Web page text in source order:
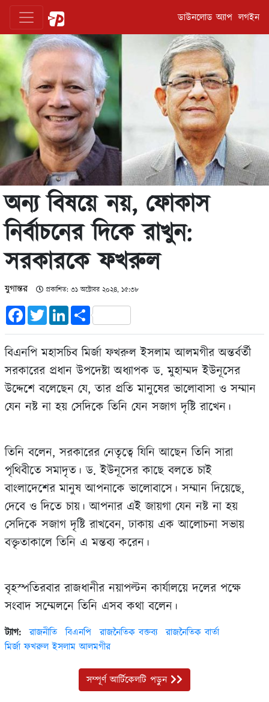
ডাউনলোড অ্যাপ লগইন
অন্য বিষয়ে নয়, ফোকাস
নির্বাচনের দিকে রাখুন:
সরকারকে ফখরুল
যুগান্তর প্রকাশিত: ৩১ অক্টোবর ২০২৪, ১৫:৩৮
FacebookTwitterLinkedInShare
বিএনপি মহাসচিব মির্জা ফখরুল ইসলাম আলমগীর অন্তর্বর্তী
সরকারের প্রধান উপদেষ্টা অধ্যাপক ড. মুহাম্মদ ইউনূসের
উদ্দেশে বলেছেন যে, তার প্রতি মানুষের ভালোবাসা ও সম্মান
যেন নষ্ট না হয় সেদিকে তিনি যেন সজাগ দৃষ্টি রাখেন।
তিনি বলেন, সরকারের নেতৃত্বে যিনি আছেন তিনি সারা
পৃথিবীতে সমাদৃত। ড. ইউনূসের কাছে বলতে চাই
বাংলাদেশের মানুষ আপনাকে ভালোবাসে। সম্মান দিয়েছে,
দেবে ও দিতে চায়। আপনার এই জায়গা যেন নষ্ট না হয়
সেদিকে সজাগ দৃষ্টি রাখবেন, ঢাকায় এক আলোচনা সভায়
বক্তৃতাকালে তিনি এ মন্তব্য করেন।
বৃহস্পতিরবার রাজধানীর নয়াপল্টন কার্যালয়ে দলের পক্ষে
সংবাদ সম্মেলনে তিনি এসব কথা বলেন।
ট্যাগ: রাজনীতি বিএনপি রাজনৈতিক বক্তব্য
রাজনৈতিক বার্তা
মির্জা ফখরুল ইসলাম আলমগীর
সম্পূর্ণ আর্টিকেলটি পড়ুন